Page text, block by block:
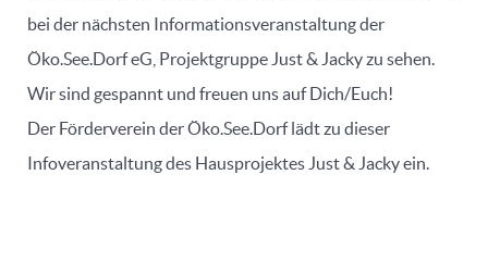
bei der nächsten Informationsveranstaltung der
Öko.See.Dorf eG, Projektgruppe Just & Jacky zu sehen.
Wir sind gespannt und freuen uns auf Dich/Euch!
Der Förderverein der Öko.See.Dorf lädt zu dieser
Infoveranstaltung des Hausprojektes Just & Jacky ein.